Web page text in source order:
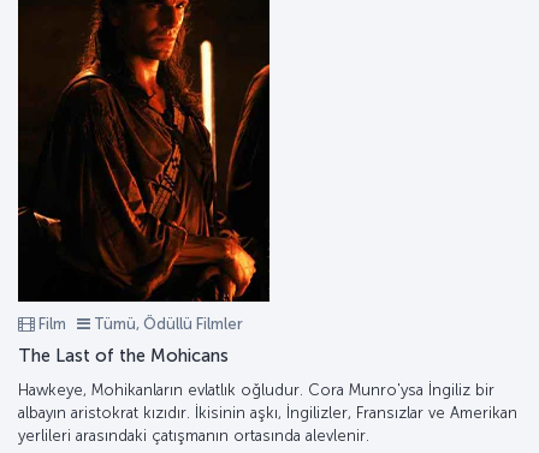
Film Tümü, Ödüllü Filmler
The Last of the Mohicans
Hawkeye, Mohikanların evlatlık oğludur. Cora Munro'ysa İngiliz bir
albayın aristokrat kızıdır. İkisinin aşkı, İngilizler, Fransızlar ve Amerikan
yerlileri arasındaki çatışmanın ortasında alevlenir.